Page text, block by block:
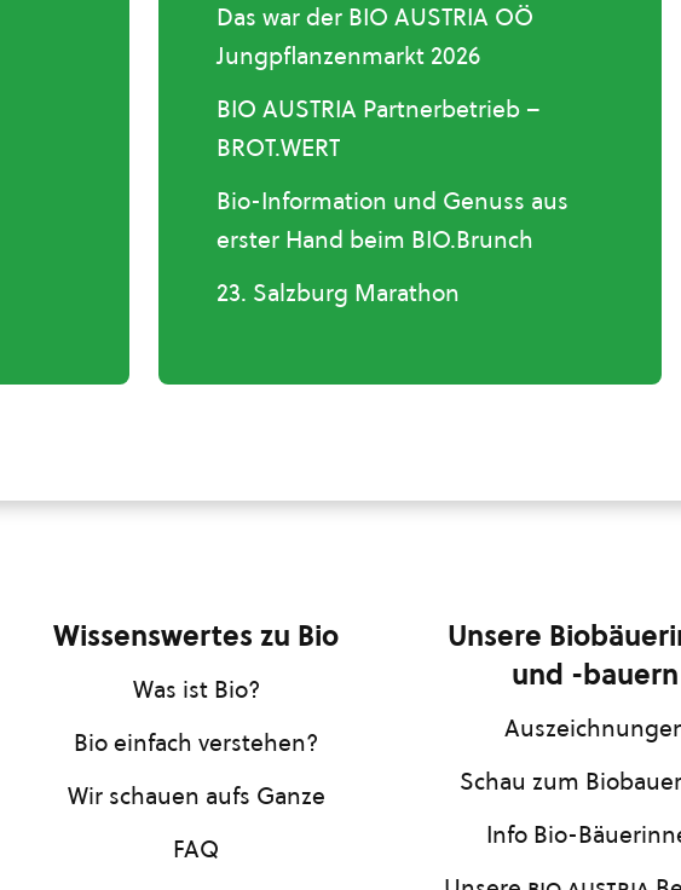
Das war der BIO AUSTRIA OÖ
Jungpflanzenmarkt 2026
BIO AUSTRIA Partnerbetrieb –
BROT.WERT
Bio-Information und Genuss aus
erster Hand beim BIO.Brunch
23. Salzburg Marathon
Wissenswertes zu Bio
Was ist Bio?
Bio einfach verstehen?
Wir schauen aufs Ganze
FAQ
Unsere
und -bauern
Schau zum
Info Bio-